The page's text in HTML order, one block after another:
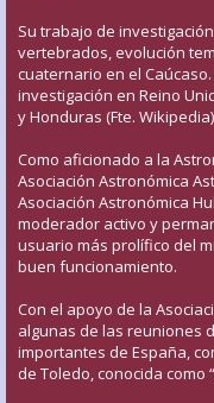
Su trabajo de
vertebrados, evolución
cuaternario en el
investigación en Reino
y Honduras (Fte. Wikipedia)
Como aficionado a la
Asociación Astronómica
Asociación Astronómica
moderador activo y
usuario más prolífico del
buen funcionamiento.
Con el apoyo de la
algunas de las reuniones
importantes de España,
de Toledo, conocida como